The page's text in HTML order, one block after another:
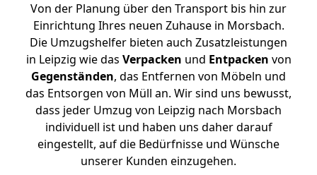
Von der Planung über den Transport bis hin zur
Einrichtung Ihres neuen Zuhause in Morsbach.
Die Umzugshelfer bieten auch Zusatzleistungen
in Leipzig wie das Verpacken und Entpacken von
Gegenständen, das Entfernen von Möbeln und
das Entsorgen von Müll an. Wir sind uns bewusst,
dass jeder Umzug von Leipzig nach Morsbach
individuell ist und haben uns daher darauf
eingestellt, auf die Bedürfnisse und Wünsche
unserer Kunden einzugehen.